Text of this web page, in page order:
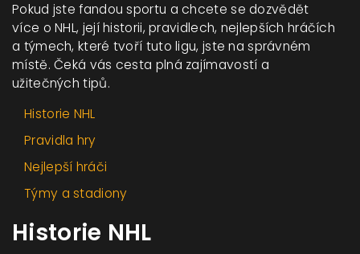
Pokud jste fandou sportu a chcete se dozvědět
více o NHL, její historii, pravidlech, nejlepších hráčích
a týmech, které tvoří tuto ligu, jste na správném
místě. Čeká vás cesta plná zajímavostí a
užitečných tipů.
Historie NHL
Pravidla hry
Nejlepší hráči
Týmy a stadiony
Historie NHL